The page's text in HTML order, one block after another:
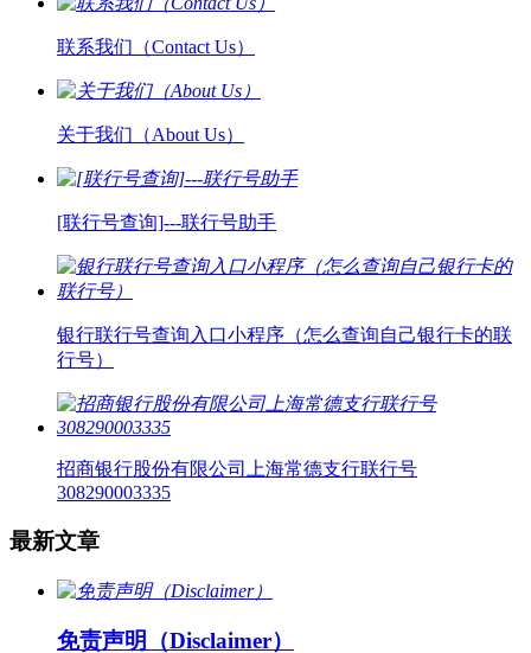
联系我们（Contact Us）
关于我们（About Us）
[联行号查询]---联行号助手
银行联行号查询入口小程序（怎么查询自己银行卡的联
行号）
招商银行股份有限公司上海常德支行联行号
308290003335
最新文章
免责声明（Disclaimer）